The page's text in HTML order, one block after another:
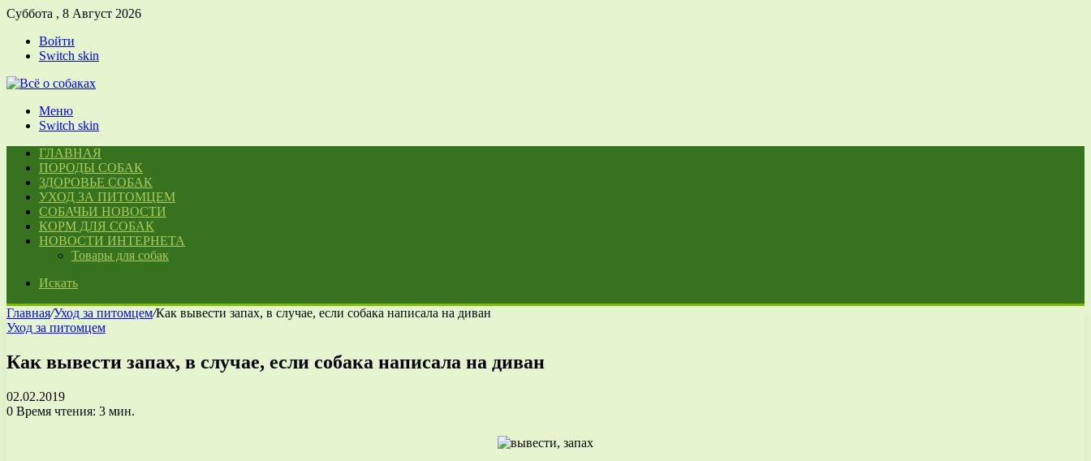
Суббота , 8 Август 2026
Войти
Switch skin
Меню
Switch skin
ГЛАВНАЯ
ПОРОДЫ СОБАК
ЗДОРОВЬЕ СОБАК
УХОД ЗА ПИТОМЦЕМ
СОБАЧЬИ НОВОСТИ
КОРМ ДЛЯ СОБАК
НОВОСТИ ИНТЕРНЕТА
Товары для собак
Искать
Главная/Уход за питомцем/Как вывести запах, в случае, если собака написала на диван
Уход за питомцем
Как вывести запах, в случае, если собака написала на диван
02.02.2019
0 Время чтения: 3 мин.